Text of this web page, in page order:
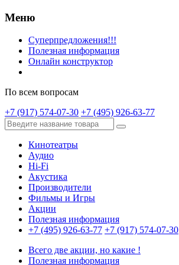
Меню
Суперпредложения!!!
Полезная информация
Онлайн конструктор
По всем вопросам
+7 (917) 574-07-30 +7 (495) 926-63-77
Кинотеатры
Аудио
Hi-Fi
Акустика
Производители
Фильмы и Игры
Акции
Полезная информация
+7 (495) 926-63-77 +7 (917) 574-07-30
Всего две акции, но какие !
Полезная информация